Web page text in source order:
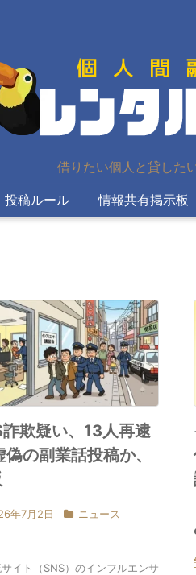
借りたい個人と貸した
投稿ルール 情報共有掲示板
詐欺疑い、13人再逮
偽の副業話投稿か、
年7月2日 ニュース
イト（SNS）のインフルエンサ